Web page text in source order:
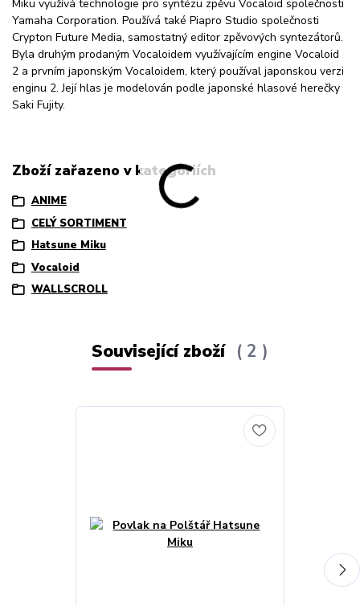
Miku využívá technologie pro syntézu zpěvu Vocaloid společnosti
Yamaha Corporation. Používá také Piapro Studio společnosti
Crypton Future Media, samostatný editor zpěvových syntezátorů.
Byla druhým prodaným Vocaloidem využívajícím engine Vocaloid
2 a prvním japonským Vocaloidem, který používal japonskou verzi
enginu 2. Její hlas je modelován podle japonské hlasové herečky
Saki Fujity.
Zboží zařazeno v kategoriích
ANIME
CELÝ SORTIMENT
Hatsune Miku
Vocaloid
WALLSCROLL
Související zboží 2